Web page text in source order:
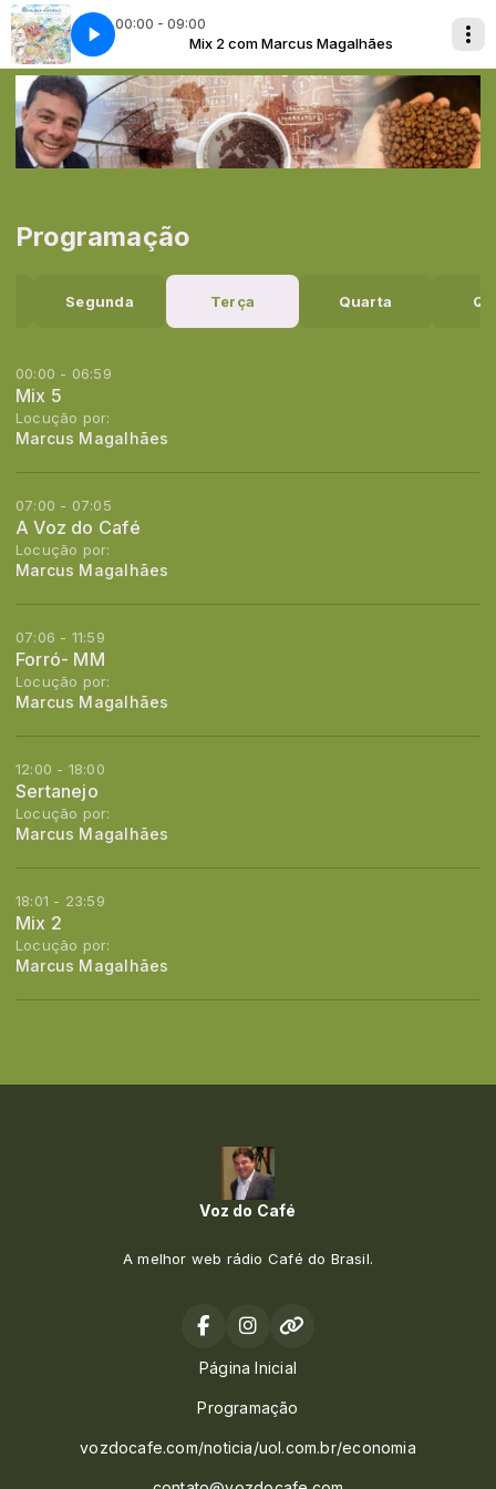
00:00 - 09:00
Mix 2 com Marcus Magalhães
02 EU SEM VOCÊ
Programação
Segunda Terça Quarta
00:00 - 06:59
Mix 5
Locução por:
Marcus Magalhães
07:00 - 07:05
A Voz do Café
Locução por:
Marcus Magalhães
07:06 - 11:59
Forró- MM
Locução por:
Marcus Magalhães
12:00 - 18:00
Sertanejo
Locução por:
Marcus Magalhães
18:01 - 23:59
Mix 2
Locução por:
Marcus Magalhães
Voz do Café
A melhor web rádio Café do Brasil.
Página Inicial
Programação
vozdocafe.com/noticia/uol.com.br/economia